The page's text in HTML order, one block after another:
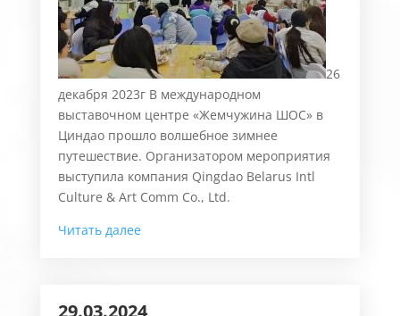
26
декабря 2023г В международном
выставочном центре «Жемчужина ШОС» в
Циндао прошло волшебное зимнее
путешествие. Организатором мероприятия
выступила компания Qingdao Belarus Intl
Culture & Art Comm Co., Ltd.
Читать далее